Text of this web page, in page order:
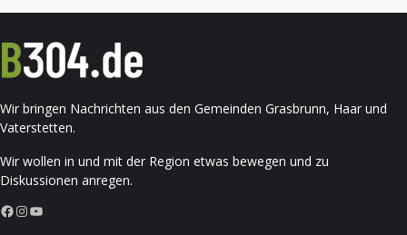
Wir bringen Nachrichten aus den Gemeinden Grasbrunn, Haar und
Vaterstetten.
Wir wollen in und mit der Region etwas bewegen und zu
Diskussionen anregen.
Facebook InstagramYouTube